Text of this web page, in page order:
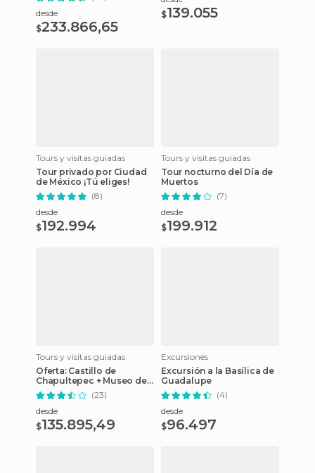
desde
$233.866,65
$139.055
Tours y visitas guiadas
Tour privado por Ciudad
de México ¡Tú eliges!
(8)
desde
$192.994
Tours y visitas guiadas
Tour nocturno del Día de
Muertos
(7)
desde
$199.912
Tours y visitas guiadas
Oferta: Castillo de
Chapultepec + Museo de
Antropología(23)
desde
$135.895,49
Excursiones
Excursión a la Basílica de
Guadalupe
(4)
desde
$96.497